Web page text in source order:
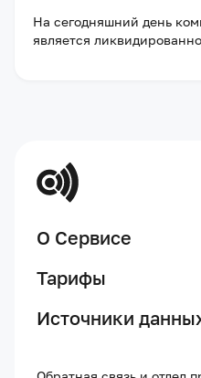
На сегодняшний день
является
О Сервисе
Тарифы
Источники